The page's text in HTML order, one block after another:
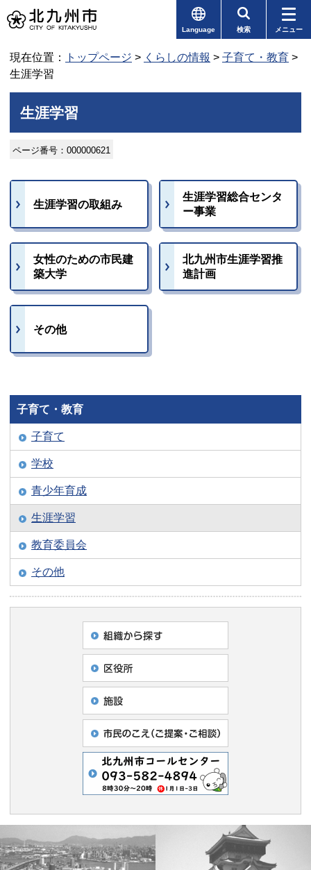
Language 検索 メニュー
現在位置： トップページ > くらしの情報 > 子育て・教育 >
生涯学習
生涯学習
ページ番号：000000621
生涯学習の取組み
生涯学習総合センタ
ー事業
女性のための市民建
築大学
北九州市生涯学習推
進計画
その他
子育て・教育
子育て
学校
青少年育成
生涯学習
教育委員会
その他